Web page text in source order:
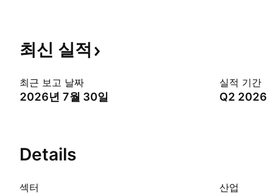
최신 실적
최근 보고 날짜
2026년 7월 30일
실적 기간
Q2 2026
Details
섹터 산업